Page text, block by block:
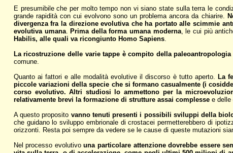
E presumibile che per molto tempo non vi siano state sulla terra le
grande rapidità con cui evolvono sono un problema ancora da chiarire.
divergenza fra la direzione evolutiva che ha portato alle scimmie
evolutiva umana. Prima della forma umana moderna, le cui più
Habilis, alle quali va ricongiunto Homo Sapiens.
La ricostruzione delle varie tappe è compito della paleoantropologia
comune.
Quanto ai fattori e alle modalità evolutive il discorso è tutto aperto. La
piccole variazioni della specie che si formano casualmente (i
corso evolutivo. Altri studiosi lo ammettono per la
relativamente brevi la formazione di strutture assai complessee delle
A questo proposito vanno tenuti presenti i possibili sviluppi della
che guidano lo sviluppo embrionale di crostacei permetterebbero di
orizzonti. Resta poi sempre da vedere se le cause di queste mutazioni
Nel processo evolutivouna particolare attenzione dovrebbe essere